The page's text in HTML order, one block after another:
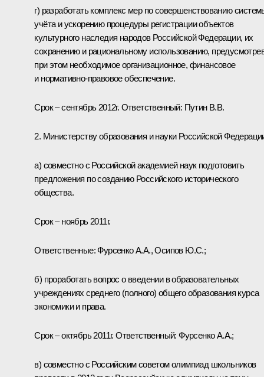
г) разработать комплекс мер по совершенствованию
учёта и ускорению процедуры регистрации объектов
культурного наследия народов Российской Федерации, их
сохранению и рациональному использованию,
при этом необходимое организационное, финансовое
и нормативно-правовое обеспечение.
Срок – сентябрь 2012г. Ответственный: Путин В.В.
2. Министерству образования и науки Российской
а) совместно с Российской академией наук подготовить
предложения по созданию Российского исторического
общества.
Срок – ноябрь 2011г.
Ответственные: Фурсенко А.А., Осипов Ю.С.;
б) проработать вопрос о введении в образовательных
учреждениях среднего (полного) общего образования курса
экономики и права.
Срок – октябрь 2011г. Ответственный: Фурсенко А.А.;
в) совместно с Российским советом олимпиад школьников